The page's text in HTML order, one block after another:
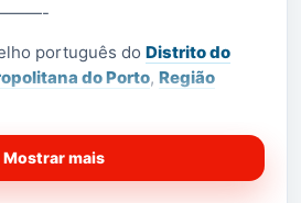
português do Distrito do
do Porto, Região
75,12 km² de área[2]e 93 858
), subdividido em 4
Mostrar mais